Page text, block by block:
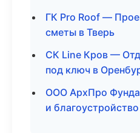
ГК Pro Roof —
сметы в Тверь
СК Line Кров —
под ключ в
ООО АрхПро
и